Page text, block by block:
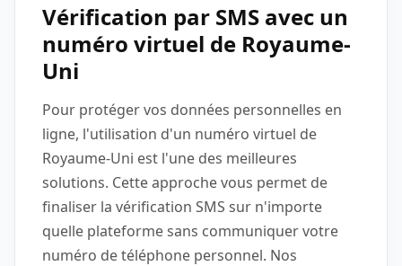
Vérification par SMS avec un
numéro virtuel de Royaume-
Uni
Pour protéger vos données personnelles en
ligne, l'utilisation d'un numéro virtuel de
Royaume-Uni est l'une des meilleures
solutions. Cette approche vous permet de
finaliser la vérification SMS sur n'importe
quelle plateforme sans communiquer votre
numéro de téléphone personnel. Nos